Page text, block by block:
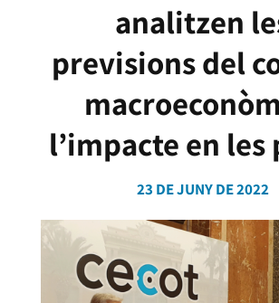
analitzen
previsions del
l’impacte en les
23 DE JUNY DE 2022